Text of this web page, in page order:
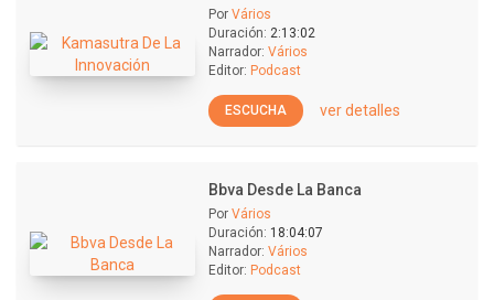
Por Vários
Duración: 2:13:02
Narrador: Vários
Editor: Podcast
ESCUCHA ver detalles
Bbva Desde La Banca
Por Vários
Duración: 18:04:07
Narrador: Vários
Editor: Podcast